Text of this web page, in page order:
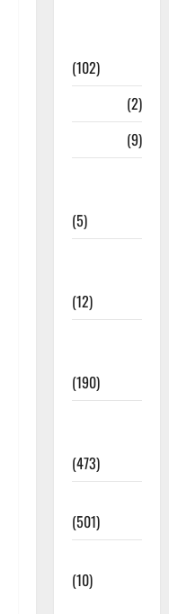
(102)
(2)
(9)
(5)
(12)
(190)
(473)
(501)
(10)